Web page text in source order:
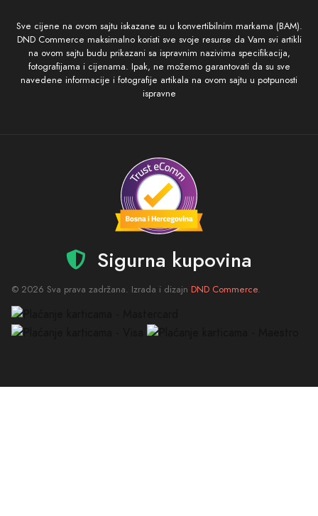
Sve cijene na ovom sajtu iskazane su u konvertibilnim markama (BAM).
DND Commerce maksimalno koristi sve svoje resurse da Vam svi artikli
na ovom sajtu budu prikazani sa ispravnim nazivima specifikacija,
fotografijama i cijenama. Ipak, ne možemo garantovati da su sve
navedene informacije i fotografije artikala na ovom sajtu u potpunosti
ispravne
Sigurna kupovina
© 2026 Sva prava zadržana. Izrada i dizajn DND Commerce.